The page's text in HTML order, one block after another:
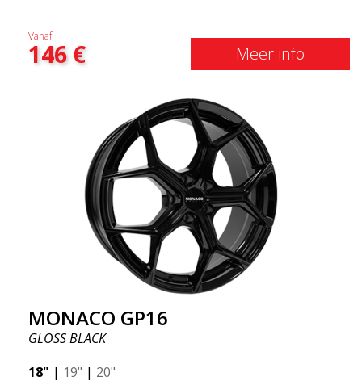
Vanaf:
146€ Meer info
MONACO GP16
GLOSS BLACK
18" | 19" | 20"